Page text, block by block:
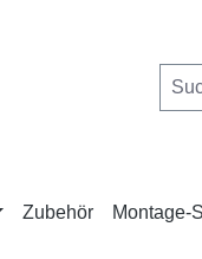
Zubehör Montage-